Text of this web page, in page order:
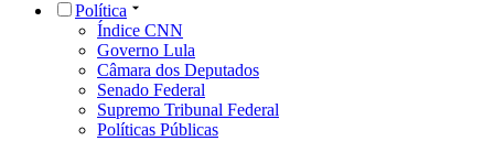
Política
Índice CNN
Governo Lula
Câmara dos Deputados
Senado Federal
Supremo Tribunal Federal
Políticas Públicas